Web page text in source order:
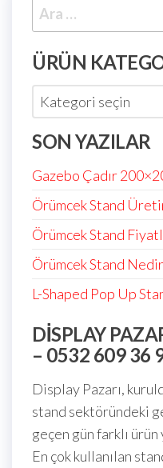
ÜRÜN
Kategori seçin
SON YAZILAR
Gazebo Çadır
Örümcek Stand
Örümcek Stand
Örümcek Stand
L-Shaped Pop Up
DISPLAY
– 0532 609 36
Display Pazarı,
stand sektöründeki
geçen gün farklı
En çok kullanılan